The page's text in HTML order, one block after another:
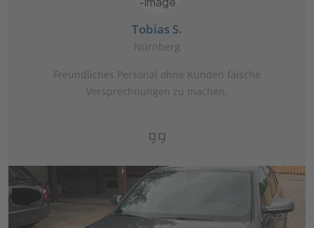
Tobias S.
Nürnberg
Freundliches Personal ohne Kunden falsche
Versprechnungen zu machen.